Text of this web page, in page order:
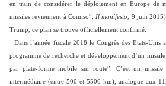
en train de considérer le déploiement en Europe de
missiles reviennent à Comiso”, Il manifesto
, 9 juin
Trump, ce plan se trouve officiellement confirmé.
Dans l’année fiscale 2018 le Congrès des Etats-Unis
programme de recherche et développement d’un
par plate-forme mobile sur route”. C’est un
intermédiaire (entre 500 et 5500 km), analogue aux